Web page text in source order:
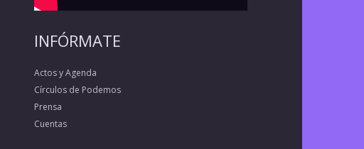
INFÓRMATE
Actos y Agenda
Círculos de Podemos
Prensa
Cuentas